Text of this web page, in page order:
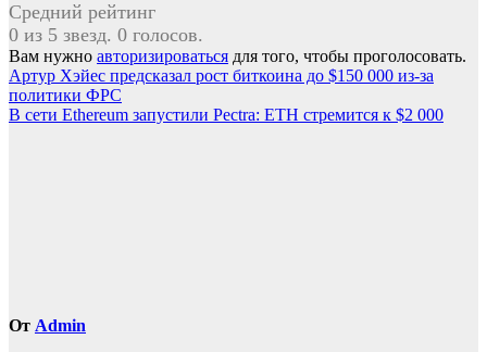
Средний рейтинг
0 из 5 звезд. 0 голосов.
Вам нужно авторизироваться для того, чтобы проголосовать.
Навигация
по
Артур Хэйес предсказал рост биткоина до $150 000 из-за
политики ФРС
В сети Ethereum запустили Pectra: ETH стремится к $2 000
От Admin